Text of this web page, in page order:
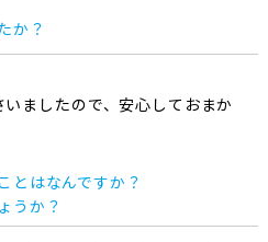
か？
ましたので、安心しておまか
とはなんですか？
うか？